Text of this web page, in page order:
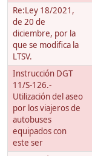
Re:Ley 18/2021,
de 20 de
diciembre, por la
que se modifica la
LTSV.
Instrucción DGT
11/S-126.-
Utilización del aseo
por los viajeros de
autobuses
equipados con
este ser